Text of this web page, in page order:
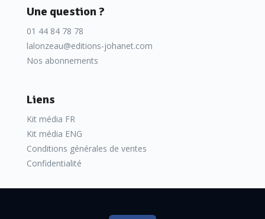
Une question ?
01 44 84 78 78
lalonzeau@editions-johanet.com
Nos abonnements
Liens
Kit média FR
Kit média ENG
Conditions générales de ventes
Confidentialité